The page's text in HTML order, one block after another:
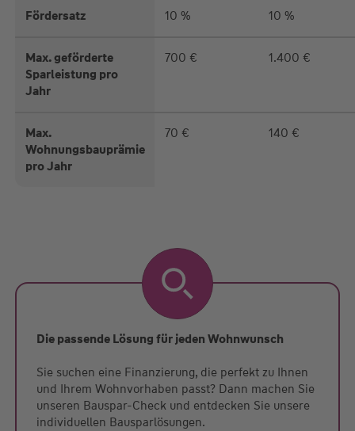
Fördersatz 10 % 10 %
Max. geförderte
Sparleistung pro
Jahr
700 € 1.400 €
Max.
Wohnungsbauprämie
pro Jahr
70 € 140 €
Die passende Lösung für jeden Wohnwunsch
Sie suchen eine Finanzierung, die perfekt zu Ihnen
und Ihrem Wohnvorhaben passt? Dann machen Sie
unseren Bauspar-Check und entdecken Sie unsere
individuellen Bausparlösungen.